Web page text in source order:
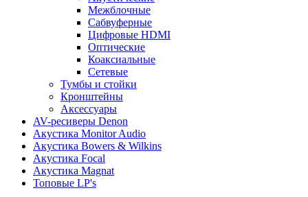
Межблочные
Сабвуферные
Цифровые HDMI
Оптические
Коаксиальные
Сетевые
Тумбы и стойки
Кронштейны
Аксессуары
AV-ресиверы Denon
Акустика Monitor Audio
Акустика Bowers & Wilkins
Акустика Focal
Акустика Magnat
Топовые LP's